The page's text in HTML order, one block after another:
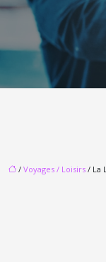
/ Voyages / Loisirs / La